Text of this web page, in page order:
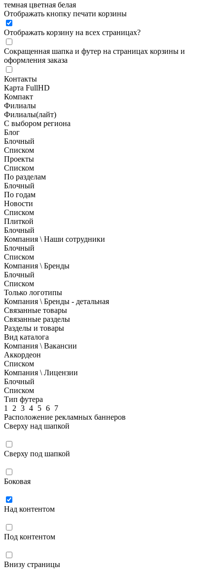
темная цветная белая
Отображать кнопку печати корзины
Отображать корзину на всех страницах?
Сокращенная шапка и футер на страницах корзины и
оформления заказа
Контакты
Карта FullHD
Компакт
Филиалы
Филиалы(лайт)
С выбором региона
Блог
Блочный
Списком
Проекты
Списком
По разделам
Блочный
По годам
Новости
Списком
Плиткой
Блочный
Компания \ Наши сотрудники
Блочный
Списком
Компания \ Бренды
Блочный
Списком
Только логотипы
Компания \ Бренды - детальная
Связанные товары
Связанные разделы
Разделы и товары
Вид каталога
Компания \ Вакансии
Аккордеон
Списком
Компания \ Лицензии
Блочный
Списком
Тип футера
1
2 3 4 5 6 7
Расположение рекламных баннеров
Сверху над шапкой
Сверху под шапкой
Боковая
Над контентом
Под контентом
Внизу страницы